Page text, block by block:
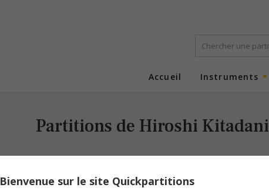
Accueil Instruments
Partitions de Hiroshi Kitadani
Bienvenue sur le site Quickpartitions